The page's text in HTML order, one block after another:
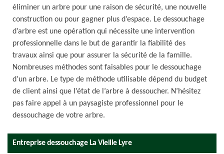
éliminer un arbre pour une raison de sécurité, une nouvelle
construction ou pour gagner plus d’espace. Le dessouchage
d’arbre est une opération qui nécessite une intervention
professionnelle dans le but de garantir la fiabilité des
travaux ainsi que pour assurer la sécurité de la famille.
Nombreuses méthodes sont faisables pour le dessouchage
d’un arbre. Le type de méthode utilisable dépend du budget
de client ainsi que l’état de l’arbre à dessoucher. N’hésitez
pas faire appel à un paysagiste professionnel pour le
dessouchage de votre arbre.
Entreprise dessouchage La Vieille Lyre